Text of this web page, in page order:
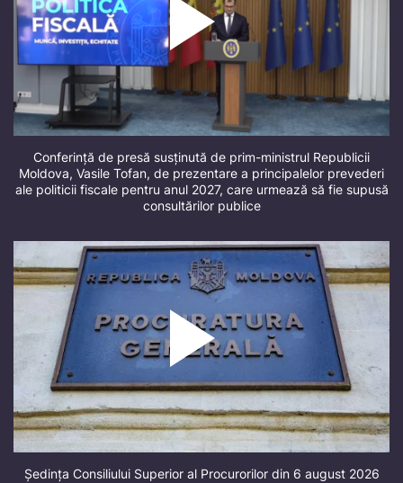
Conferință de presă susținută de prim-ministrul Republicii
Moldova, Vasile Tofan, de prezentare a principalelor prevederi
ale politicii fiscale pentru anul 2027, care urmează să fie supusă
consultărilor publice
Ședința Consiliului Superior al Procurorilor din 6 august 2026